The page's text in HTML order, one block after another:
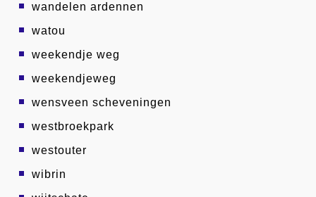
wandelen ardennen
watou
weekendje weg
weekendjeweg
wensveen scheveningen
westbroekpark
westouter
wibrin